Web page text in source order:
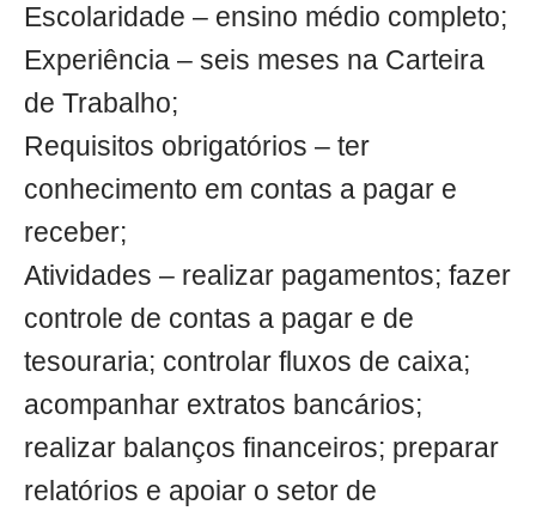
Escolaridade – ensino médio completo;
Experiência – seis meses na Carteira
de Trabalho;
Requisitos obrigatórios – ter
conhecimento em contas a pagar e
receber;
Atividades – realizar pagamentos; fazer
controle de contas a pagar e de
tesouraria; controlar fluxos de caixa;
acompanhar extratos bancários;
realizar balanços financeiros; preparar
relatórios e apoiar o setor de